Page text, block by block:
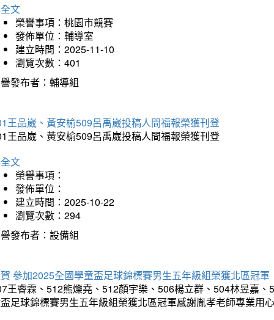
文
榮譽事項：桃園市競賽
發佈單位：輔導室
建立時間：2025-11-10
瀏覽次數：401
發布者：輔導組
王品崴、黃安榆509呂禹崴投稿人間福報榮獲刊登
王品崴、黃安榆509呂禹崴投稿人間福報榮獲刊登
文
榮譽事項：
發佈單位：
建立時間：2025-10-22
瀏覽次數：294
發布者：設備組
參加2025全國學童盃足球錦標賽男生五年級組榮獲北區冠軍
王睿霖、512熊爍堯、512顏宇樂、506楊立群、504林昱嘉
足球錦標賽男生五年級組榮獲北區冠軍感謝胤孝老師專業用